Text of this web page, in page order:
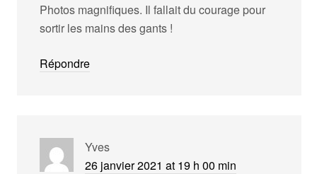
Photos magnifiques. Il fallait du courage pour
sortir les mains des gants !
Répondre
Yves
26 janvier 2021 at 19 h 00 min